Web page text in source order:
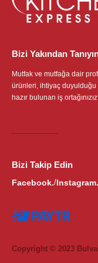
Bizi Yakından
Mutfak ve mutfağa dair
ürünleri, ihtiyaç duyulduğu
hazır bulunan iş ortağınızız.
Bizi Takip Edin
Facebook./Instagram.
Copyright © 2023